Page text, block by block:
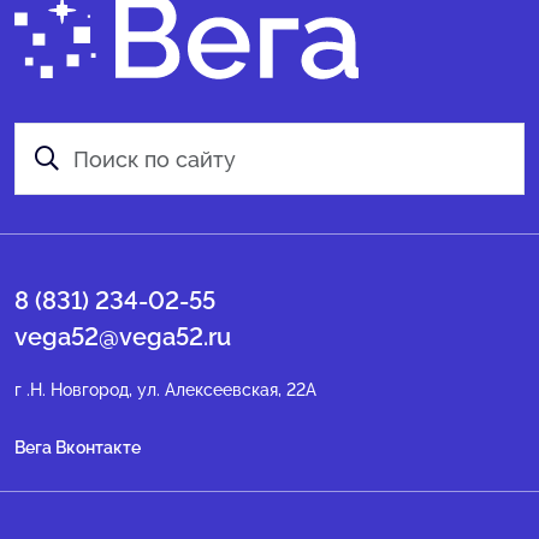
8 (831) 234-02-55
vega52@vega52.ru
г .Н. Новгород, ул. Алексеевская, 22А
Вега Вконтакте